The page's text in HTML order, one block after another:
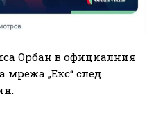
Орбан в официалния
„Екс“ след